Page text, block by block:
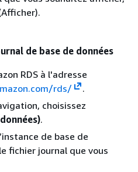
de base de données
RDS à l'adresse
rds/
.
choisissez
.
de base de
fichier journal que vous